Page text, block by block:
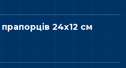
24х12 см